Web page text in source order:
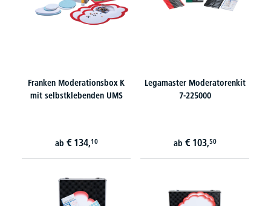
Franken Moderationsbox K
mit selbstklebenden UMS
ab € 134,10
Legamaster Moderatorenkit
7-225000
ab € 103,50